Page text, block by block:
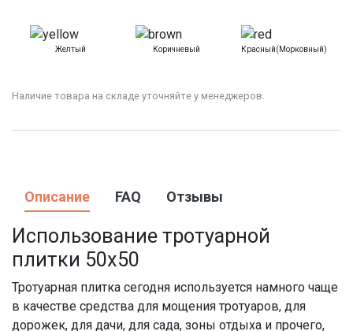
Желтый Коричневый Красный(морковный)
Наличие товара на складе уточняйте у менеджеров.
Описание FAQ Отзывы
Использование тротуарной
плитки 50х50
Тротуарная плитка сегодня используется намного чаще
в качестве средства для мощения тротуаров, для
дорожек, для дачи, для сада, зоны отдыха и прочего,